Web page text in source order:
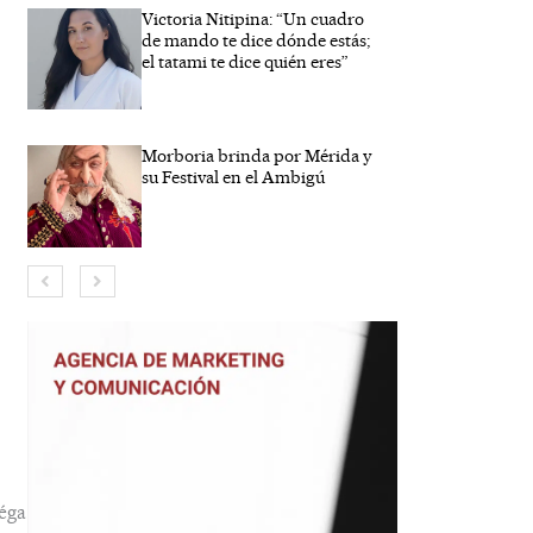
Victoria Nitipina: “Un cuadro
de mando te dice dónde estás;
el tatami te dice quién eres”
Morboria brinda por Mérida y
su Festival en el Ambigú